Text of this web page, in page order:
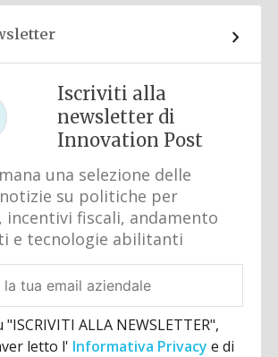
Iscriviti alla
newsletter di
Innovation Post
una selezione delle
su politiche per
incentivi fiscali, andamento
e tecnologie abilitanti
ALLA NEWSLETTER",
letto l' Informativa Privacye di